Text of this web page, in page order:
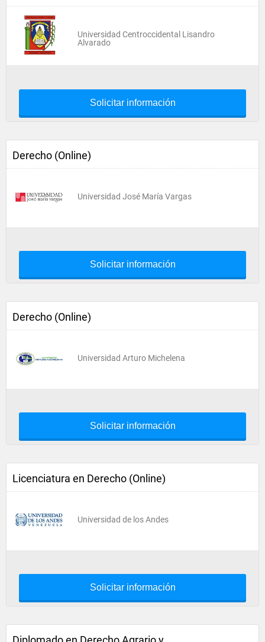
Universidad Centroccidental Lisandro
Alvarado
Solicitar información
Derecho (Online)
Universidad José María Vargas
Solicitar información
Derecho (Online)
Universidad Arturo Michelena
Solicitar información
Licenciatura en Derecho (Online)
Universidad de los Andes
Solicitar información